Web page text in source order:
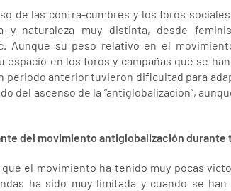
de las contra-cumbres y los foros
y naturaleza muy distinta, desde
Aunque su peso relativo en el
espacio en los foros y campañas que se
periodo anterior tuvieron dificultad para
del ascenso de la “antiglobalización”,
del movimiento antiglobalización durante
el movimiento ha tenido muy pocas
ha sido muy limitada y cuando se